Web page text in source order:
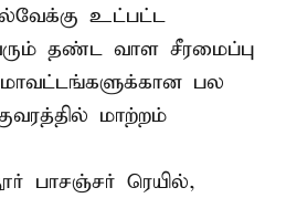
உட்பட்ட
தண்ட வாள சீரமைப்பு
பல
மாற்றம்
பாசஞ்சர் ரெயில்,